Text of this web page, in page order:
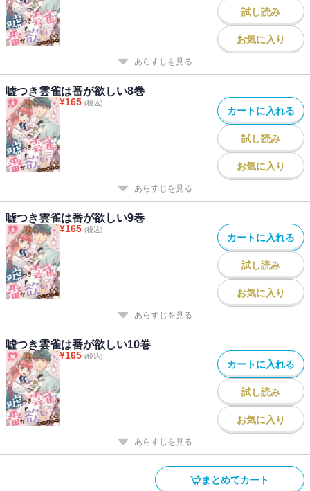
試し読み
お気に入り
あらすじを見る
嘘つき雲雀は番が欲しい8巻
¥165 (税込)
カートに入れる
試し読み
お気に入り
あらすじを見る
嘘つき雲雀は番が欲しい9巻
¥165 (税込)
カートに入れる
試し読み
お気に入り
あらすじを見る
嘘つき雲雀は番が欲しい10巻
¥165 (税込)
カートに入れる
試し読み
お気に入り
あらすじを見る
まとめてカート